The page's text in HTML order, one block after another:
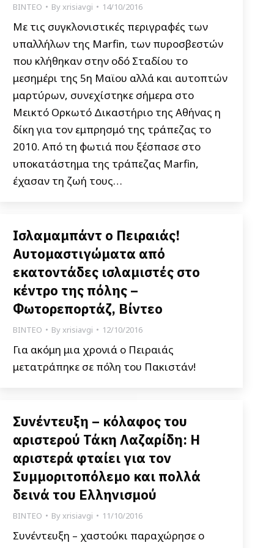
ΒΙΝΤΕΟ Byxrisiavgi 14/10/2016
Με τις συγκλονιστικές περιγραφές των
υπαλλήλων της Marfin, των πυροσβεστών
που κλήθηκαν στην οδό Σταδίου το
μεσημέρι της 5η Μαϊου αλλά και αυτοπτών
μαρτύρων, συνεχίστηκε σήμερα στο
Μεικτό Ορκωτό Δικαστήριο της Αθήνας η
δίκη για τον εμπρησμό της τράπεζας το
2010. Από τη φωτιά που ξέσπασε στο
υποκατάστημα της τράπεζας Marfin,
έχασαν τη ζωή τους…
Ισλαμαμπάντ ο Πειραιάς!
Αυτομαστιγώματα από
εκατοντάδες ισλαμιστές στο
κέντρο της πόλης –
Φωτορεπορτάζ, Βίντεο
ΒΙΝΤΕΟ Byxrisiavgi 12/10/2016
Για ακόμη μια χρονιά ο Πειραιάς
μετατράπηκε σε πόλη του Πακιστάν!
Συνέντευξη – κόλαφος του
αριστερού Τάκη Λαζαρίδη: Η
αριστερά φταίει για τον
Συμμοριτοπόλεμο και πολλά
δεινά του Ελληνισμού
ΒΙΝΤΕΟ Byxrisiavgi 11/10/2016
Συνέντευξη – χαστούκι παραχώρησε ο